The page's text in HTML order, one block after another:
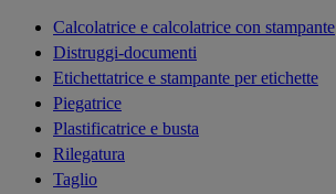
Calcolatrice e calcolatrice con stampante
Distruggi-documenti
Etichettatrice e stampante per etichette
Piegatrice
Plastificatrice e busta
Rilegatura
Taglio